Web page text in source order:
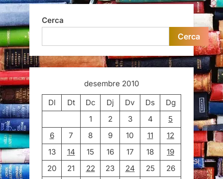
Cerca
Cerca
desembre 2010
Dl
Dt Dc Dj Dv Ds
Dg
1
2 3 4
5
6
7 8 9 10 11
12
13
14 15 16 17 18
19
20
21 22 23 24 25
26